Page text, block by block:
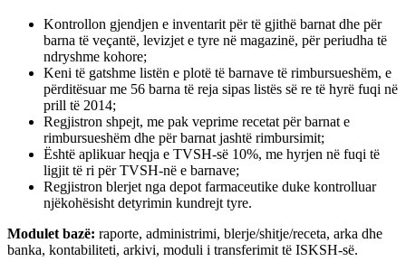
Kontrollon gjendjen e inventarit për të gjithë barnat dhe për
barna të veçantë, levizjet e tyre në magazinë, për periudha të
ndryshme kohore;
Keni të gatshme listën e plotë të barnave të rimbursueshëm, e
përditësuar me 56 barna të reja sipas listës së re të hyrë fuqi në
prill të 2014;
Regjistron shpejt, me pak veprime recetat për barnat e
rimbursueshëm dhe për barnat jashtë rimbursimit;
Është aplikuar heqja e TVSH-së 10%, me hyrjen në fuqi të
ligjit të ri për TVSH-në e barnave;
Regjistron blerjet nga depot farmaceutike duke kontrolluar
njëkohësisht detyrimin kundrejt tyre.
Modulet bazë: raporte, administrimi, blerje/shitje/receta, arka dhe
banka, kontabiliteti, arkivi, moduli i transferimit të ISKSH-së.